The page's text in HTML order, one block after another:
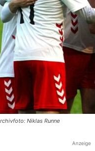
Niklas Runne
Anzeige